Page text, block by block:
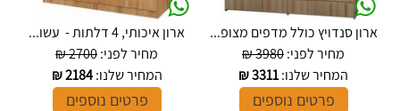
ארון סנדויץ כולל מדפים מצופ...
מחיר לפני:3980 ₪
המחיר שלנו:3311
₪
פרטים נוספים
ארון איכותי, 4 דלתות - עשו...
מחיר לפני:2700 ₪
המחיר שלנו:2184
₪
פרטים נוספים